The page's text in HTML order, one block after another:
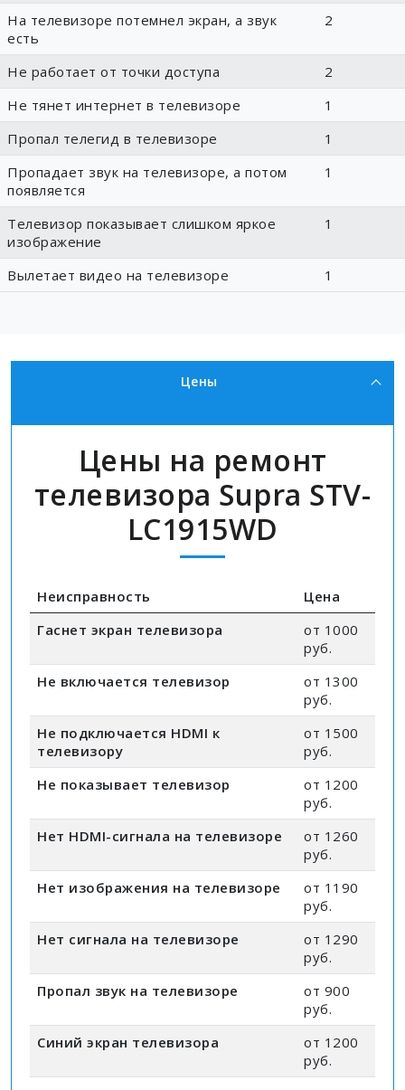
На телевизоре потемнел экран, а звук
есть
2
Не работает от точки доступа
2
Не тянет интернет в телевизоре
1
Пропал телегид в телевизоре
1
Пропадает звук на телевизоре, а потом
появляется
1
Телевизор показывает слишком яркое
изображение
1
Вылетает видео на телевизоре 1
Цены
Цены на ремонт
телевизора Supra STV-
LC1915WD
Неисправность
Цена
Гаснет экран телевизора
от 1000
руб.
Не включается телевизор
от 1300
руб.
Не подключается HDMI к
телевизору
от 1500
руб.
Не показывает телевизор
от 1200
руб.
Нет HDMI-сигнала на телевизоре
от 1260
руб.
Нет изображения на телевизоре
от 1190
руб.
Нет сигнала на телевизоре
от 1290
руб.
Пропал звук на телевизоре
от 900
руб.
Синий экран телевизора
от 1200
руб.